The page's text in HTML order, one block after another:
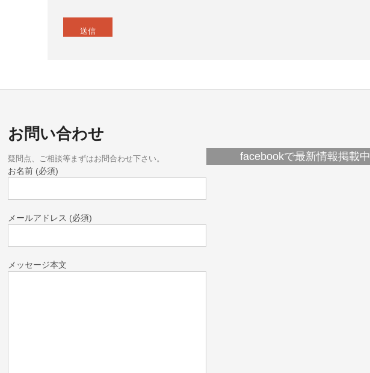
お問い合わせ
疑問点、ご相談等まずはお問合わせ下さい。
お名前 (必須)
メールアドレス (必須)
メッセージ本文
facebookで最新情報掲載中